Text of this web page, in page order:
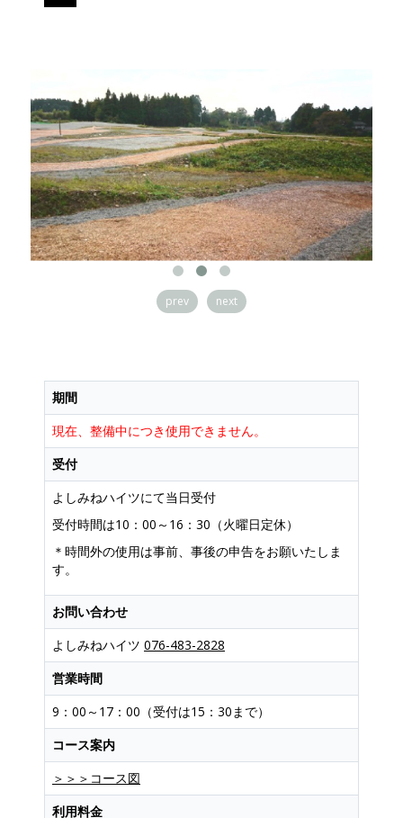
prev next
期間
現在、整備中につき使用できません。
受付
よしみねハイツにて当日受付
受付時間は10：00～16：30（火曜日定休）
＊時間外の使用は事前、事後の申告をお願いたしま
す。
お問い合わせ
よしみねハイツ 076-483-2828
営業時間
9：00～17：00（受付は15：30まで）
コース案内
＞＞＞コース図
利用料金